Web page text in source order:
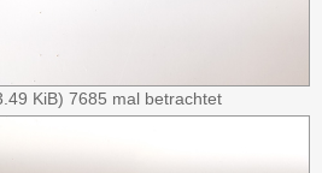
KiB) 7685 mal betrachtet